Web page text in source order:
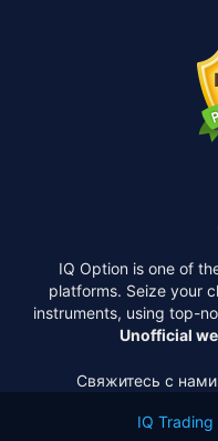
IQ Option is one of
platforms. Seize your
instruments, using top-
Unofficial
Свяжитесь с
IQ Trading